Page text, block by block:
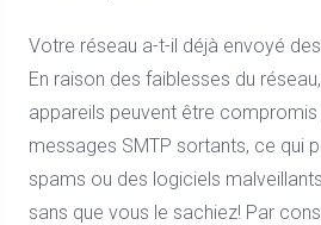
Votre réseau a-t-il déjà envoyé
En raison des faiblesses du
appareils peuvent être
messages SMTP sortants, ce qui
spams ou des logiciels
sans que vous le sachiez! Par